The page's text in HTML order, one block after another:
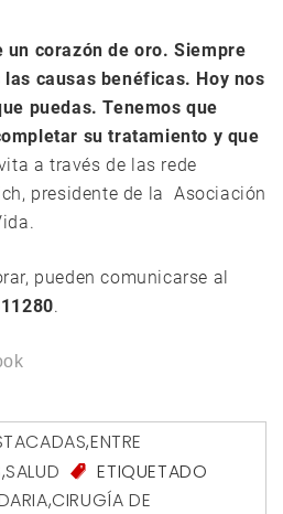
un corazón de oro. Siempre
causas benéficas. Hoy nos
puedas. Tenemos que
su tratamiento y que
a través de las rede
presidente de la Asociación
pueden comunicarse al
.
,ENTRE
,SALUD
ETIQUETADO
,CIRUGÍA DE